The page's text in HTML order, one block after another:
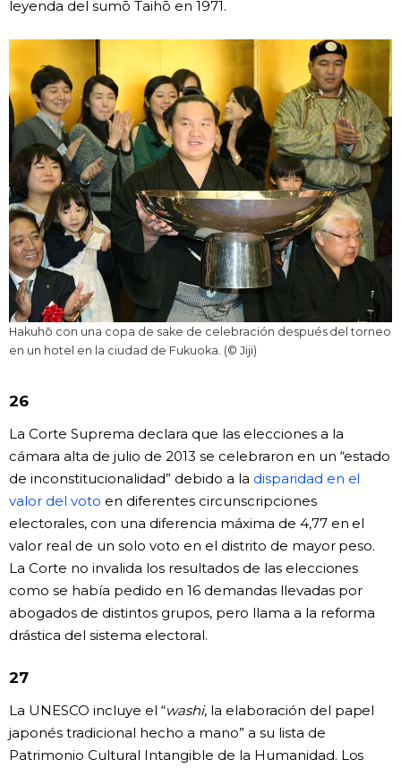
leyenda del sumō Taihō en 1971.
Hakuhō con una copa de sake de celebración después del torneo
en un hotel en la ciudad de Fukuoka. (© Jiji)
26
La Corte Suprema declara que las elecciones a la
cámara alta de julio de 2013 se celebraron en un “estado
de inconstitucionalidad” debido a la disparidad en el
valor del voto en diferentes circunscripciones
electorales, con una diferencia máxima de 4,77 en el
valor real de un solo voto en el distrito de mayor peso.
La Corte no invalida los resultados de las elecciones
como se había pedido en 16 demandas llevadas por
abogados de distintos grupos, pero llama a la reforma
drástica del sistema electoral.
27
La UNESCO incluye el “washi, la elaboración del papel
japonés tradicional hecho a mano” a su lista de
Patrimonio Cultural Intangible de la Humanidad. Los